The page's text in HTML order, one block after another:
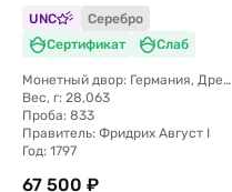
UNC
Серебро
Сертификат
Слаб
Монетный двор: Германия, Дрезден
Вес, г: 28,063
Проба: 833
Правитель: Фридрих Август I
Год: 1797
67 500 ₽